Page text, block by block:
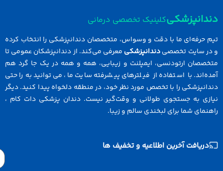
کلینیک تخصصی درمانی
حرفه‌ای ما با دقت و وسواس، متخصصان دندانپزشکی را انتخاب کرده
سایت تخصصیدندانپزشکیمعرفی می‌کند. از دندانپزشکان عمومی تا
ارتودنسی، ایمپلنت و زیبایی، همه و همه در یک جا گرد هم
با استفاده از فیلترهای پیشرفته سایت ما، می‌توانید به راحتی
را با تخصص مورد نظر خود، در منطقه دلخواه پیدا کنید. دیگر
به جستجوی طولانی و وقت‌گیر نیست. دندان پزشکی دات کام ،
شما برای لبخندی سالم و زیبا.
دریافت آخرین اطلاعیه و تخفیف ها